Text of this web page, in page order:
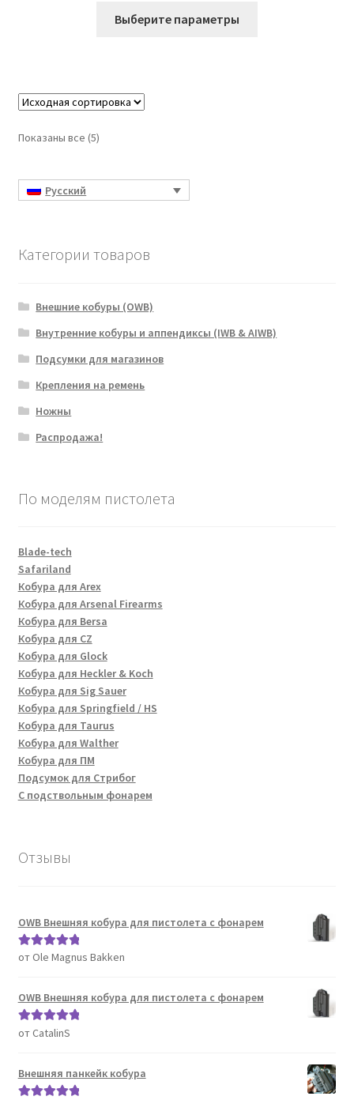
Выберите параметры
Показаны все (5)
Русский
Категории товаров
Внешние кобуры (OWB)
Внутренние кобуры и аппендиксы (IWB & AIWB)
Подсумки для магазинов
Крепления на ремень
Ножны
Распродажа!
По моделям пистолета
Blade-tech
Safariland
Кобура для Arex
Кобура для Arsenal Firearms
Кобура для Bersa
Кобура для CZ
Кобура для Glock
Кобура для Heckler & Koch
Кобура для Sig Sauer
Кобура для Springfield / HS
Кобура для Taurus
Кобура для Walther
Кобура для ПМ
Подсумок для Стрибог
С подствольным фонарем
Отзывы
OWB Внешняя кобура для пистолета с фонарем
Оценка5из
от Ole Magnus Bakken
OWB Внешняя кобура для пистолета с фонарем
Оценка5из
от CatalinS
Внешняя панкейк кобура